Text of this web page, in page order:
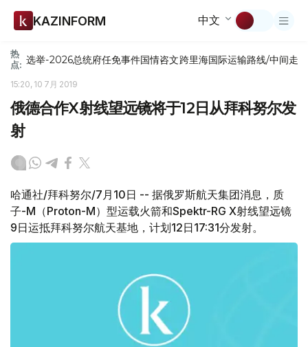
KAZINFORM 中文
热
点: 选举-2026总统府任免事件国情咨文跨里海国际运输路线/中间走廊
15:20, 10 7月 2019
俄德合作X射线望远镜将于12日从拜科努尔发
射
哈通社/拜科努尔/7月10日 -- 据俄罗斯航天集团消息，质
子-M（Proton-M）型运载火箭和Spektr-RG X射线望远镜
9日运抵拜科努尔航天基地，计划12日17:31分发射。